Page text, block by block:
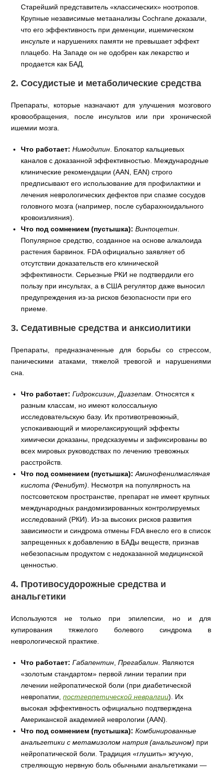
Старейший представитель «классических» ноотропов.
Крупные независимые метаанализы Cochrane доказали,
что его эффективность при деменции, ишемическом
инсульте и нарушениях памяти не превышает эффект
плацебо. На Западе он не одобрен как лекарство и
продается как БАД.
2. Сосудистые и метаболические средства
Препараты, которые назначают для улучшения мозгового
кровообращения, после инсультов или при хронической
ишемии мозга.
Что работает: Нимодипин . Блокатор кальциевых
каналов с доказанной эффективностью. Международные
клинические рекомендации (AAN, EAN) строго
предписывают его использование для профилактики и
лечения неврологических дефектов при спазме сосудов
головного мозга (например, после субарахноидального
кровоизлияния).
Что под сомнением (пустышка): Винпоцетин
Популярное средство, созданное на основе алкалоида
растения барвинок. FDA официально заявляет об
отсутствии доказательств его клинической
эффективности. Серьезные РКИ не подтвердили его
пользу при инсультах, а в США регулятор даже выносил
предупреждения из-за рисков безопасности при его
приеме.
3. Седативные средства и анксиолитики
Препараты, предназначенные для борьбы со стрессом,
паническими атаками, тяжелой тревогой и нарушениями
сна.
Что работает: Гидроксизин ,Диазепам . Относятся к
разным классам, но имеют колоссальную
исследовательскую базу. Их противотревожный,
успокаивающий и миорелаксирующий эффекты
химически доказаны, предсказуемы и зафиксированы во
всех мировых руководствах по лечению тревожных
расстройств.
Что под сомнением (пустышка): Аминофенилмасляная
кислота (Фенибут) . Несмотря на популярность на
постсоветском пространстве, препарат не имеет крупных
международных рандомизированных контролируемых
исследований (РКИ). Из-за высоких рисков развития
зависимости и синдрома отмены FDA внесло его в список
запрещенных к добавлению в БАДы веществ, признав
небезопасным продуктом с недоказанной медицинской
ценностью.
4. Противосудорожные средства и
анальгетики
Используются не только при эпилепсии, но и для
купирования тяжелого болевого синдрома в
неврологической практике.
Что работает: Габапентин ,Прегабалин . Являются
«золотым стандартом» первой линии терапии при
лечении нейропатической боли (при диабетической
невропатии,постгерпетической невралгии). Их
высокая эффективность официально подтверждена
Американской академией неврологии (AAN).
Что под сомнением (пустышка): Комбинированные
анальгетики с метамизолом натрия (анальгином) при
нейропатической боли. Традиция «глушить» жгучую,
стреляющую нервную боль обычными анальгетиками —